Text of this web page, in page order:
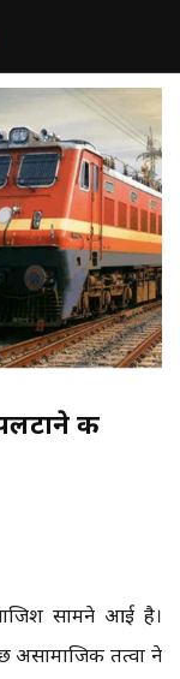
की
सामने आई है।
असामाजिक तत्वों ने